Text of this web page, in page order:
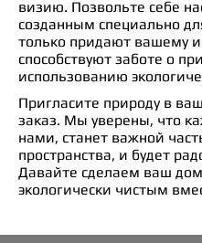
визию. Позвольте себе
созданным специально
только придают вашему
способствуют заботе о
использованию
Пригласите природу в
заказ. Мы уверены, что
нами, станет важной
пространства, и будет
Давайте сделаем ваш
экологически чистым